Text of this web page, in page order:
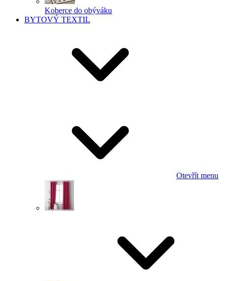
Koberce do obýváku
BYTOVÝ TEXTIL
Otevřít menu